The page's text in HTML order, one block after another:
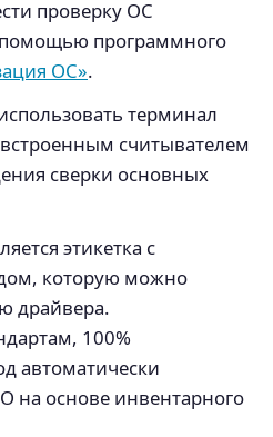
проверку ОС
программного
ОС».
терминал
считывателем
сверки основных
этикетка с
которую можно
драйвера.
100%
автоматически
на основе инвентарного